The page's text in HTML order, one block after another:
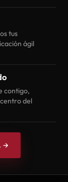
tus
ágil
contigo,
del
→